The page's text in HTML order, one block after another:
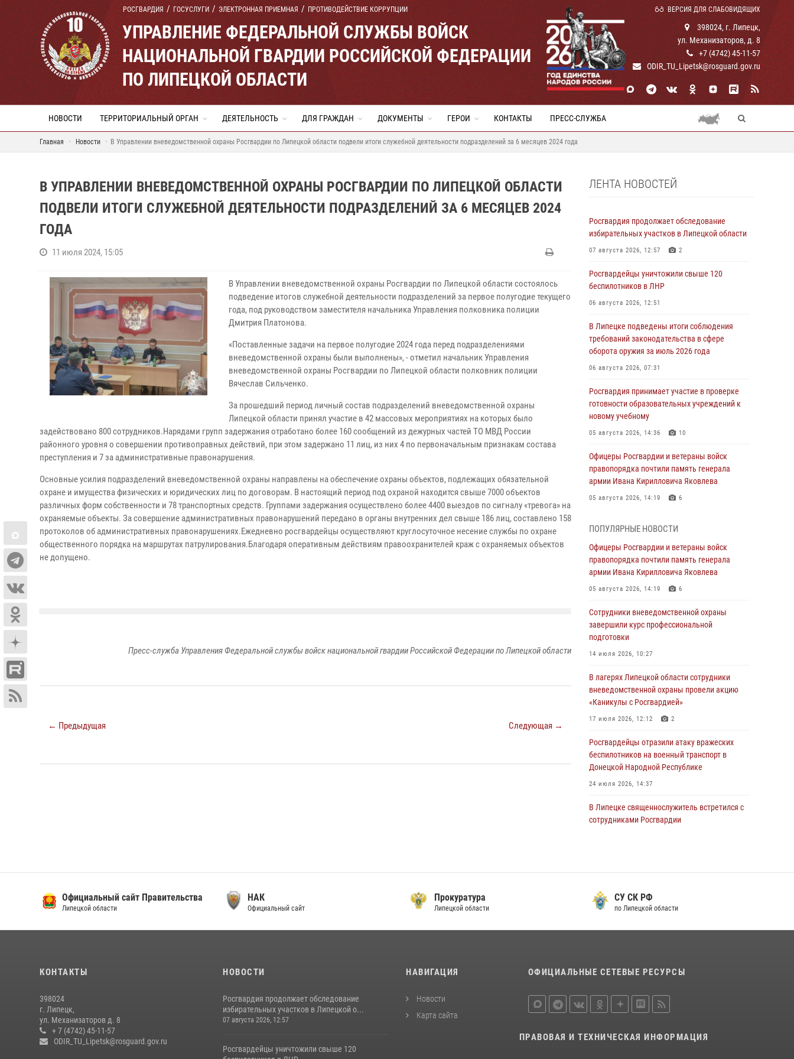
РОСГВАРДИЯ ГОСУСЛУГИ ЭЛЕКТРОННАЯ ПРИЕМНАЯ ПРОТИВОДЕЙСТВИЕ КОРРУПЦИИ ВЕРСИЯ ДЛЯ СЛАБОВИДЯЩИХ
УПРАВЛЕНИЕ ФЕДЕРАЛЬНОЙ СЛУЖБЫ ВОЙСК
НАЦИОНАЛЬНОЙ ГВАРДИИ РОССИЙСКОЙ ФЕДЕРАЦИИ
ПО ЛИПЕЦКОЙ ОБЛАСТИ
398024, г. Липецк,
ул. Механизаторов, д. 8
+7 (4742) 45-11-57
ODIR_TU_Lipetsk@rosguard.gov.ru
НОВОСТИ ТЕРРИТОРИАЛЬНЫЙ ОРГАН ДЕЯТЕЛЬНОСТЬ ДЛЯ ГРАЖДАН ДОКУМЕНТЫ ГЕРОИ КОНТАКТЫ ПРЕСС-СЛУЖБА
Главная Новости В Управлении вневедомственной охраны Росгвардии по Липецкой области подвели итоги служебной деятельности подразделений за 6 месяцев 2024 года
В УПРАВЛЕНИИ ВНЕВЕДОМСТВЕННОЙ ОХРАНЫ РОСГВАРДИИ ПО ЛИПЕЦКОЙ ОБЛАСТИ
ПОДВЕЛИ ИТОГИ СЛУЖЕБНОЙ ДЕЯТЕЛЬНОСТИ ПОДРАЗДЕЛЕНИЙ ЗА 6 МЕСЯЦЕВ 2024
ГОДА
11 июля 2024, 15:05
В Управлении вневедомственной охраны Росгвардии по Липецкой области состоялось
подведение итогов служебной деятельности подразделений за первое полугодие текущего
года, под руководством заместителя начальника Управления полковника полиции
Дмитрия Платонова.
«Поставленные задачи на первое полугодие 2024 года перед подразделениями
вневедомственной охраны были выполнены», - отметил начальник Управления
вневедомственной охраны Росгвардии по Липецкой области полковник полиции
Вячеслав Сильченко.
За прошедший период личный состав подразделений вневедомственной охраны
Липецкой области принял участие в 42 массовых мероприятиях на которых было
задействовано 800 сотрудников.Нарядами групп задержания отработано более 160 сообщений из дежурных частей ТО МВД России
районного уровня о совершении противоправных действий, при этом задержано 11 лиц, из них 4 по первоначальным признакам состава
преступления и 7 за административные правонарушения.
Основные усилия подразделений вневедомственной охраны направлены на обеспечение охраны объектов, подлежащих обязательной
охране и имущества физических и юридических лиц по договорам. В настоящий период под охраной находится свыше 7000 объектов
различных форм собственности и 78 транспортных средств. Группами задержания осуществлено более 4400 выездов по сигналу «тревога» на
охраняемые объекты. За совершение административных правонарушений передано в органы внутренних дел свыше 186 лиц, составлено 158
протоколов об административных правонарушениях.Ежедневно росгвардейцы осуществляют круглосуточное несение службы по охране
общественного порядка на маршрутах патрулирования.Благодаря оперативным действиям правоохранителей краж с охраняемых объектов
не допущено.
Пресс-служба Управления Федеральной службы войск национальной гвардии Российской Федерации по Липецкой области
← Предыдущая Следующая →
ЛЕНТА НОВОСТЕЙ
Росгвардия продолжает обследование
избирательных участков в Липецкой области
07 августа 2026, 12:57 2
Росгвардейцы уничтожили свыше 120
беспилотников в ЛНР
06 августа 2026, 12:51
В Липецке подведены итоги соблюдения
требований законодательства в сфере
оборота оружия за июль 2026 года
06 августа 2026, 07:31
Росгвардия принимает участие в проверке
готовности образовательных учреждений к
новому учебному
05 августа 2026, 14:36 10
Офицеры Росгвардии и ветераны войск
правопорядка почтили память генерала
армии Ивана Кирилловича Яковлева
05 августа 2026, 14:19 6
выездов по сигналу «Тревога»
04 августа 2026, 11:36
В ЛНР спецназовцы Росгвардии уничтожили
ударные и разведывательные беспилотники
04 августа 2026, 09:05
Росгвардия обеспечила безопасность
граждан на праздновании Дня ВДВ в
03 августа 2026, 13:43 1
Росгвардейцы обеспечили безопасность
граждан в День Лев-Толстовского района
Росгвардия противодействует БПЛА ВСУ на
южном направлении (видео)
03 августа 2026, 13:39
ПОПУЛЯРНЫЕ НОВОСТИ
Офицеры Росгвардии и ветераны войск
правопорядка почтили память генерала
армии Ивана Кирилловича Яковлева
05 августа 2026, 14:19 6
Сотрудники вневедомственной охраны
завершили курс профессиональной
подготовки
14 июля 2026, 10:27
В лагерях Липецкой области сотрудники
вневедомственной охраны провели акцию
«Каникулы с Росгвардией»
17 июля 2026, 12:12 2
Росгвардейцы отразили атаку вражеских
беспилотников на военный транспорт в
Донецкой Народной Республике
24 июля 2026, 14:37
В Липецке священнослужитель встретился с
сотрудниками Росгвардии
граждан на праздновании Дня ВДВ в
03 августа 2026, 13:43
окончили курс служебной подготовки
Росгвардия обеспечила безопасность липчан
Официальный сайт Правительства
Липецкой области
НАК
Официальный сайт
Прокуратура
Липецкой области
СУ СК РФ
по Липецкой области
КОНТАКТЫ
398024
г. Липецк,
ул. Механизаторов д. 8
+ 7 (4742) 45-11-57
ODIR_TU_Lipetsk@rosguard.gov.ru
НОВОСТИ
Росгвардия продолжает обследование
избирательных участков в Липецкой о...
07 августа 2026, 12:57
Росгвардейцы уничтожили свыше 120
НАВИГАЦИЯ
Новости
Карта сайта
ОФИЦИАЛЬНЫЕ СЕТЕВЫЕ РЕСУРСЫ
ПРАВОВАЯ И ТЕХНИЧЕСКАЯ ИНФОРМАЦИЯ